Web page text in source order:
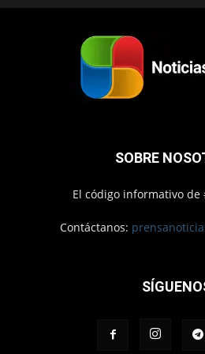
SOBRE
El código informativo
Contáctanos: